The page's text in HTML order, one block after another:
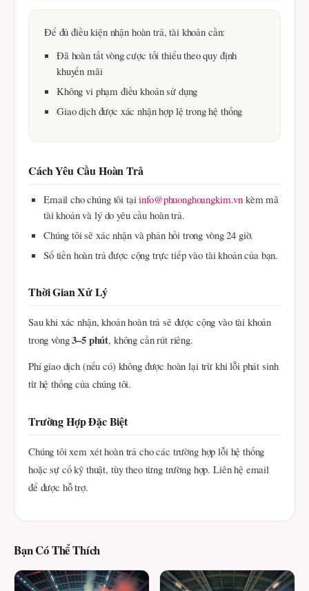
Để đủ điều kiện nhận hoàn trả, tài khoản cần:
Đã hoàn tất vòng cược tối thiểu theo quy định
khuyến mãi
Không vi phạm điều khoản sử dụng
Giao dịch được xác nhận hợp lệ trong hệ thống
Cách Yêu Cầu Hoàn Trả
Email cho chúng tôi tạiinfo@phuonghoangkim.vn kèm mã
tài khoản và lý do yêu cầu hoàn trả.
Chúng tôi sẽ xác nhận và phản hồi trong vòng 24 giờ.
Số tiền hoàn trả được cộng trực tiếp vào tài khoản của bạn.
Thời Gian Xử Lý
Sau khi xác nhận, khoản hoàn trả sẽ được cộng vào tài khoản
trong vòng3–5 phút, không cần rút riêng.
Phí giao dịch (nếu có) không được hoàn lại trừ khi lỗi phát sinh
từ hệ thống của chúng tôi.
Trường Hợp Đặc Biệt
Chúng tôi xem xét hoàn trả cho các trường hợp lỗi hệ thống
hoặc sự cố kỹ thuật, tùy theo từng trường hợp. Liên hệ email
để được hỗ trợ.
Bạn Có Thể Thích